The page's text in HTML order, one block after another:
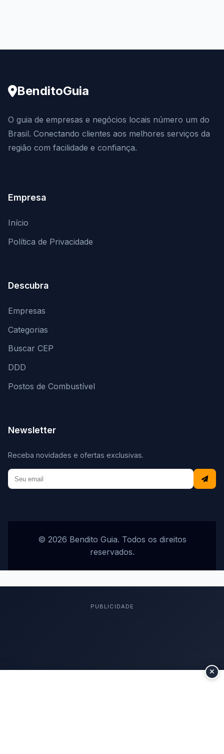
BenditoGuia
O guia de empresas e negócios locais número um do
Brasil. Conectando clientes aos melhores serviços da
região com facilidade e confiança.
Empresa
Início
Política de Privacidade
Descubra
Empresas
Categorias
Buscar CEP
DDD
Postos de Combustível
Newsletter
Receba novidades e ofertas exclusivas.
© 2026 Bendito Guia. Todos os direitos
reservados.